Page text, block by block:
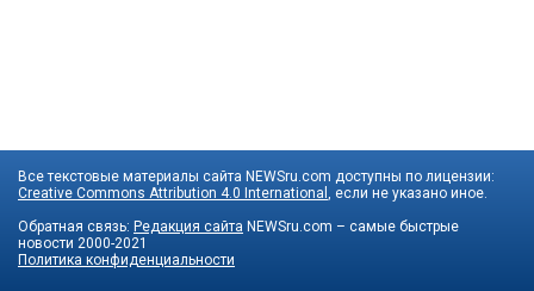
Все текстовые материалы сайта NEWSru.com доступны по лицензии:
Creative Commons Attribution 4.0 International
, если не указано иное.
Обратная связь: Редакция сайта NEWSru.com – самые быстрые
новости 2000-2021
Политика конфиденциальности